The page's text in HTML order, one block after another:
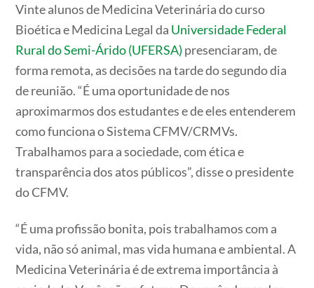
Vinte alunos de Medicina Veterinária do curso
Bioética e Medicina Legal da Universidade Federal
Rural do Semi-Árido (UFERSA) presenciaram, de
forma remota, as decisões na tarde do segundo dia
de reunião. “É uma oportunidade de nos
aproximarmos dos estudantes e de eles entenderem
como funciona o Sistema CFMV/CRMVs.
Trabalhamos para a sociedade, com ética e
transparência dos atos públicos”, disse o presidente
do CFMV.
“É uma profissão bonita, pois trabalhamos com a
vida, não só animal, mas vida humana e ambiental. A
Medicina Veterinária é de extrema importância à